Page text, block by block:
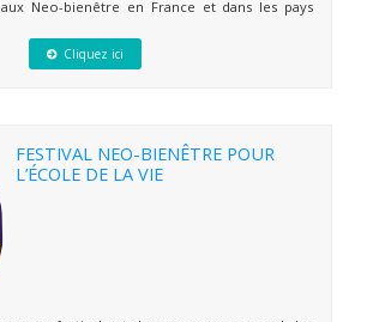
Neo-bienêtre en France et dans les pays
Cliquez ici
FESTIVAL NEO-BIENÊTRE POUR
L’ÉCOLE DE LA VIE